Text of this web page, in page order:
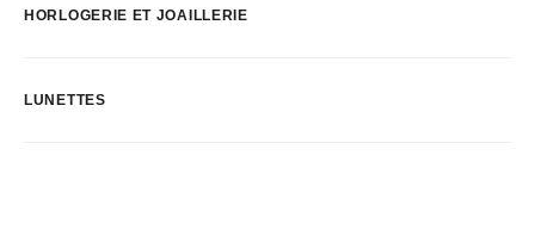
HORLOGERIE ET JOAILLERIE
LUNETTES